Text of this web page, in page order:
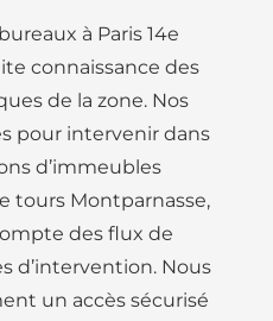
à Paris 14e
connaissance des
de la zone. Nos
pour intervenir dans
d’immeubles
tours Montparnasse,
des flux de
d’intervention. Nous
un accès sécurisé